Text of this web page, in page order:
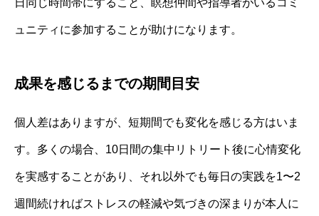
ュニティに参加することが助けになります。
成果を感じるまでの期間目安
個人差はありますが、短期間でも変化を感じる方はいま
す。多くの場合、10日間の集中リトリート後に心情変化
を実感することがあり、それ以外でも毎日の実践を1〜2
週間続ければストレスの軽減や気づきの深まりが本人に